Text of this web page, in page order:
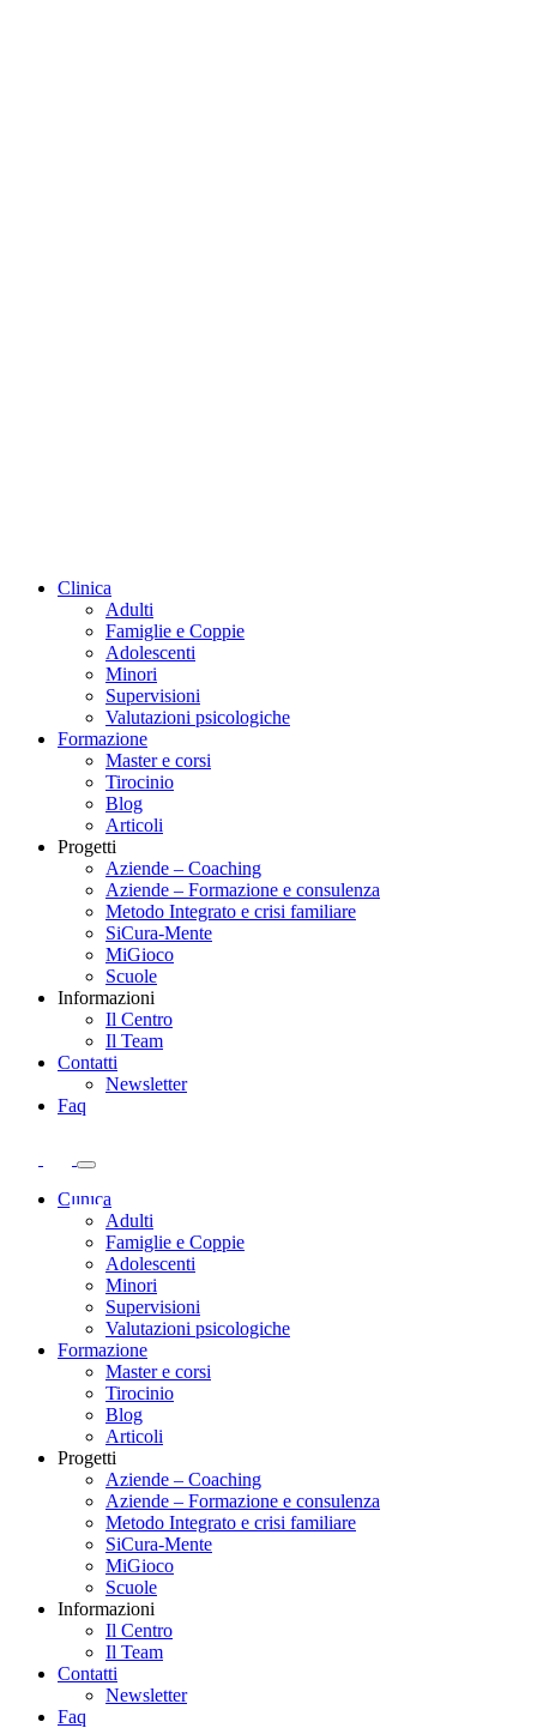
Clinica
Adulti
Famiglie e Coppie
Adolescenti
Minori
Supervisioni
Valutazioni psicologiche
Formazione
Master e corsi
Tirocinio
Blog
Articoli
Progetti
Aziende – Coaching
Aziende – Formazione e consulenza
Metodo Integrato e crisi familiare
SiCura-Mente
MiGioco
Scuole
Informazioni
Il Centro
Il Team
Contatti
Newsletter
Faq
Clinica
Adulti
Famiglie e Coppie
Adolescenti
Minori
Supervisioni
Valutazioni psicologiche
Formazione
Master e corsi
Tirocinio
Blog
Articoli
Progetti
Aziende – Coaching
Aziende – Formazione e consulenza
Metodo Integrato e crisi familiare
SiCura-Mente
MiGioco
Scuole
Informazioni
Il Centro
Il Team
Contatti
Newsletter
Faq